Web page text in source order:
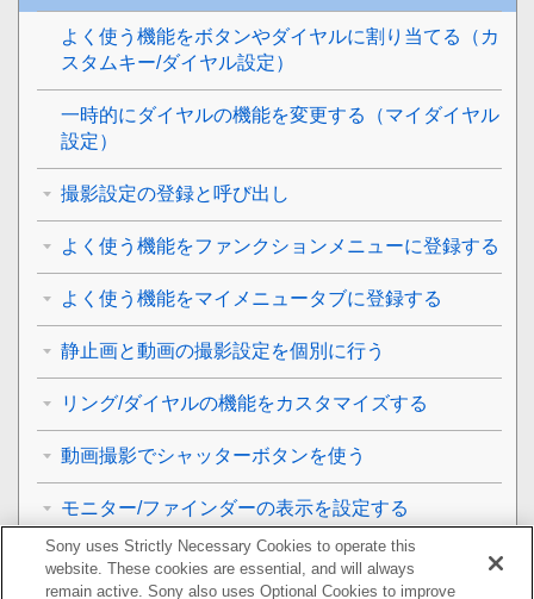
よく使う機能をボタンやダイヤルに割り当てる（ カ
スタムキー/ダイヤル設定）
一時的にダイヤルの機能を変更する（マイダイヤル
設定）
撮影設定の登録と呼び出し
よく使う機能をファンクションメニューに登録する
よく使う機能をマイメニュータブに登録する
静止画と動画の撮影設定を個別に行う
リング/ダイヤルの機能をカスタマイズする
動画撮影でシャッターボタンを使う
モニター/ファインダーの表示を設定する
再生する
Sony uses Strictly Necessary Cookies to operate this
website. These cookies are essential, and will always
remain active. Sony also uses Optional Cookies to improve